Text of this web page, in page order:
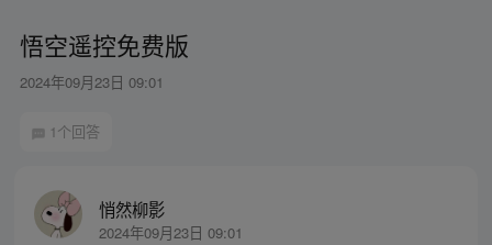
悟空遥控免费版
2024年09月23日 09:01
1个回答
悄然柳影
2024年09月23日 09:01